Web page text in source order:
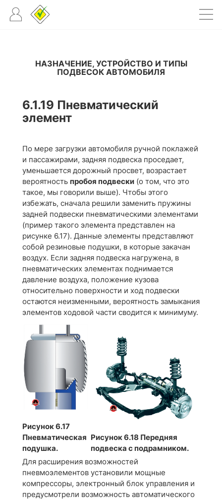
НАЗНАЧЕНИЕ, УСТРОЙСТВО И ТИПЫ
ПОДВЕСОК АВТОМОБИЛЯ
6.1.19 Пневматический
элемент
По мере загрузки автомобиля ручной поклажей
и пассажирами, задняя подвеска проседает,
уменьшается дорожный просвет, возрастает
вероятность пробоя подвески (о том, что это
такое, мы говорили выше). Чтобы этого
избежать, сначала решили заменить пружины
задней подвески пневматическими элементами
(пример такого элемента представлен на
рисунке 6.17). Данные элементы представляют
собой резиновые подушки, в которые закачан
воздух. Если задняя подвеска нагружена, в
пневматических элементах поднимается
давление воздуха, положение кузова
относительно поверхности и ход подвески
остаются неизменными, вероятность замыкания
элементов ходовой части сводится к минимуму.
Рисунок 6.17
Пневматическая
подушка.
Рисунок 6.18 Передняя
подвеска с подрамником.
Для расширения возможностей
пневмоэлементов установили мощные
компрессоры, электронный блок управления и
предусмотрели возможность автоматического